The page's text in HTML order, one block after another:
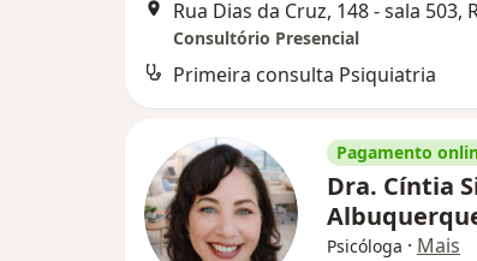
Consultório Presencial
Primeira consulta Psiquiatria
Pagamento
Dra. Cíntia
Psicóloga · Mais